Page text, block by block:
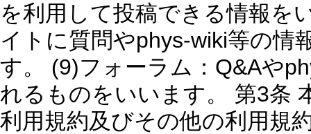
を利用して投稿できる情報を
イトに質問やphys-wiki等の情
す。 (9)フォーラム：Q&Aや
れるものをいいます。 第3条
利用規約及びその他の利用規